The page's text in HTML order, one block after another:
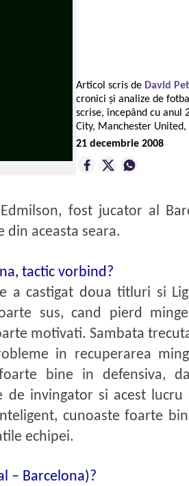
Articol scris de David
cronici și analize de
scrise, începând cu anul
City, Manchester United,
21 decembrie 2008
fost jucator al
aceasta seara.
tactic vorbind?
a castigat doua titluri si
sus, cand pierd
motivati. Sambata
in recuperarea
bine in defensiva,
de invingator si acest lucru
cunoaste foarte
echipei.
– Barcelona)?